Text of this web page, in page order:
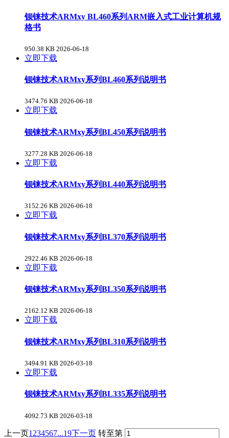
钡铼技术ARMxy BL460系列ARM嵌入式工业计算机规
格书
950.38 KB 2026-06-18
立即下载
钡铼技术ARMxy系列BL460系列说明书
3474.76 KB 2026-06-18
立即下载
钡铼技术ARMxy系列BL450系列说明书
3277.28 KB 2026-06-18
立即下载
钡铼技术ARMxy系列BL440系列说明书
3152.26 KB 2026-06-18
立即下载
钡铼技术ARMxy系列BL370系列说明书
2922.46 KB 2026-06-18
立即下载
钡铼技术ARMxy系列BL350系列说明书
2162.12 KB 2026-06-18
立即下载
钡铼技术ARMxy系列BL310系列说明书
3494.91 KB 2026-03-18
立即下载
钡铼技术ARMxy系列BL335系列说明书
4092.73 KB 2026-03-18
上一页1 234567...19下一页 转至第